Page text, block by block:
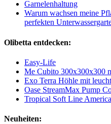
Garnelenhaltung
Warum wachsen meine
perfekten
Olibetta entdecken:
Easy-Life
Me Cubito 300x300x300
Exo Terra Höhle mit
Oase StreamMax Pump
Tropical Soft Line
Neuheiten: